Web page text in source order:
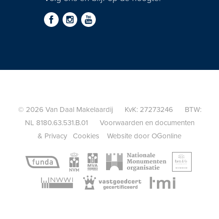
- Rondom voorzien van onderhoudsarme aanlegsteigers;
- Eigen parkeerterrein met 20 parkeerplaatsen;
LTV vloerverwarming per ruimte in te regelen, warm water
(waterdrukverhogingsinstallatie) en wateronthardingsinstallatie;
- Grote vrijstaande houten tuinschuur (16 m2);
- Elektrische dubbele toegangspoort met gemetselde
- Gemetselde plantenbakken en vijvers;
- De gehele buitenruimte, inclusief parkeerterrein, is voorzien van
een besproeiingsinstallatie en druppelslangen om alle
© 2026 Van Daal Makelaardij KvK: 27273246 BTW:
NL 8180.63.531.B.01 Voorwaarden en documenten
& Privacy Cookies Website door OGonline